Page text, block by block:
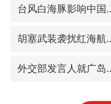
台风白海
胡塞武装
外交部发言人